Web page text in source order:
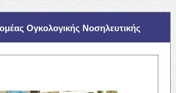
Ογκολογικής Νοσηλευτικής